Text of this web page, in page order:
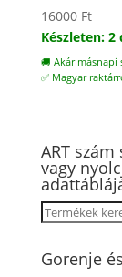
16000 Ft
Készleten: 2
🚚 Akár másnapi
✅ Magyar
ART
vagy
Keresés
következőre:
Gorenje